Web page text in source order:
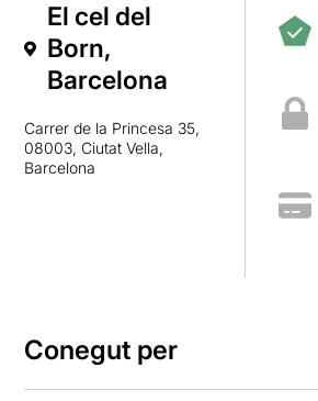
El cel del
Born,
Barcelona
Carrer de la Princesa 35,
08003, Ciutat Vella,
Barcelona
Conegut per